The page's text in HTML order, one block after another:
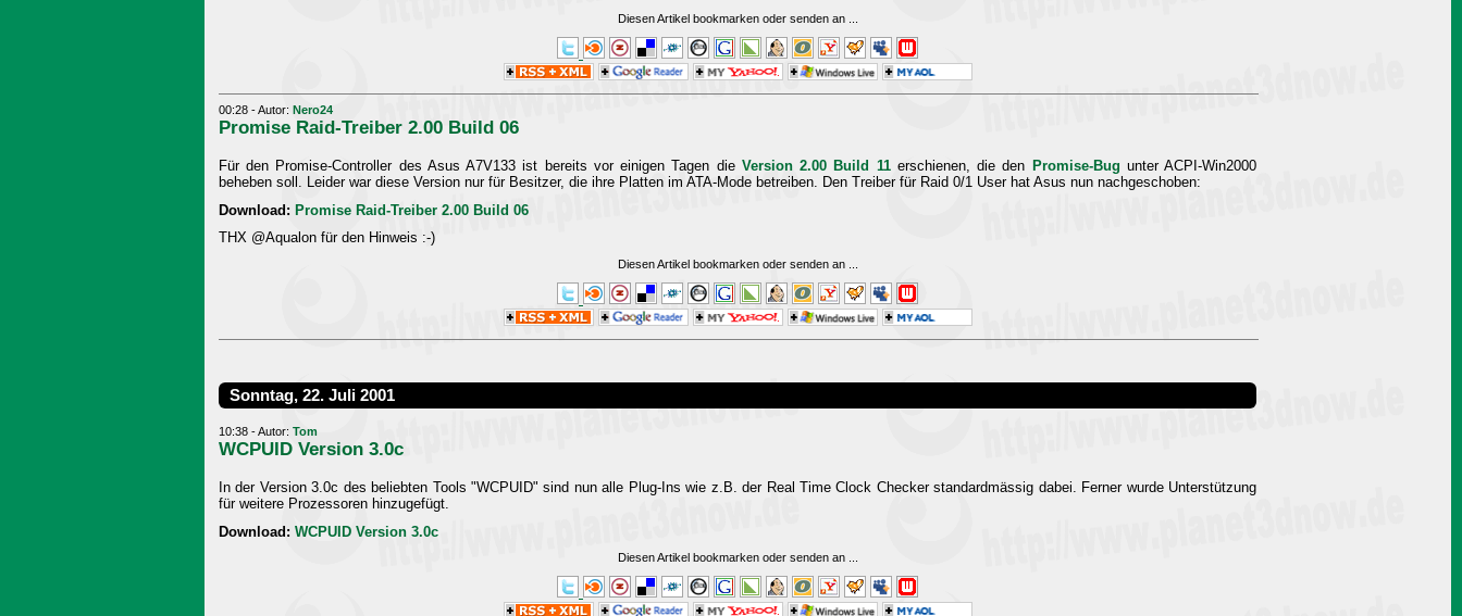
Diesen Artikel bookmarken oder senden an
00:28 - Autor: Nero24
Promise Raid-Treiber 2.00 Build 06
Für den Promise-Controller des Asus A7V133 ist bereits vor einigen Tagen die Version 2.00 Build 11erschienen, die den Promise-Bug unter ACPI-Win2000
beheben soll. Leider war diese Version nur für Besitzer, die ihre Platten im ATA-Mode betreiben. Den Treiber für Raid 0/1 User hat Asus nun nachgeschoben:
Download: Promise Raid-Treiber 2.00 Build 06
THX @Aqualon für den Hinweis :-)
Diesen Artikel bookmarken oder senden an
Sonntag, 22. Juli 2001
10:38 - Autor: Tom
WCPUID Version 3.0c
In der Version 3.0c des beliebten Tools "WCPUID" sind nun alle Plug-Ins wie z.B. der Real Time Clock Checker standardmässig dabei. Ferner wurde Unterstützung
für weitere Prozessoren hinzugefügt.
Download: WCPUID Version 3.0c
Diesen Artikel bookmarken oder senden an